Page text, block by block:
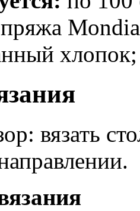
вязать